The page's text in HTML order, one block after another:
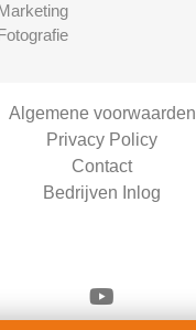
Algemene voorwaarden
Privacy Policy
Contact
Bedrijven Inlog